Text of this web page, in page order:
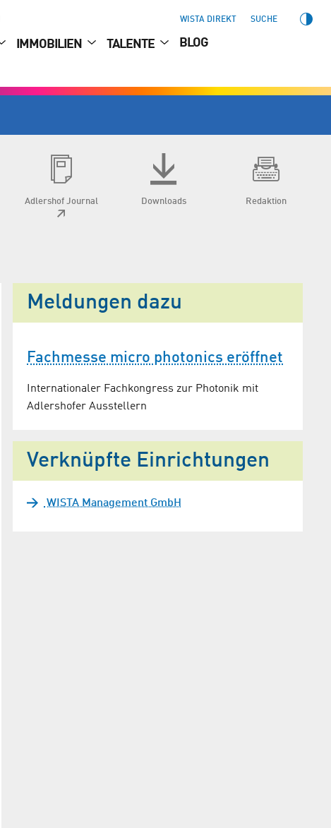
WISTA DIREKT SUCHE
IMMOBILIEN TALENTE BLOG
Adlershof Journal Downloads Redaktion
Meldungen dazu
Fachmesse micro photonics eröffnet
Internationaler Fachkongress zur Photonik mit
Adlershofer Ausstellern
Verknüpfte Einrichtungen
WISTA Management GmbH